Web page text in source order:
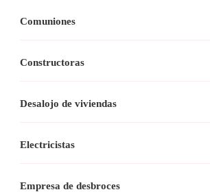
Comuniones
Constructoras
Desalojo de viviendas
Electricistas
Empresa de desbroces